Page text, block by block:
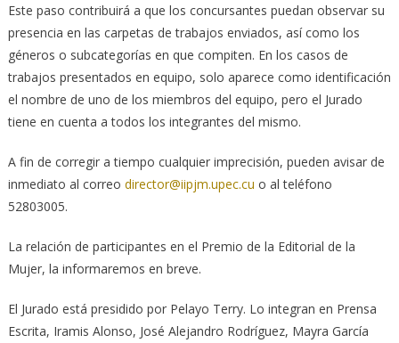
Este paso contribuirá a que los concursantes puedan observar su
presencia en las carpetas de trabajos enviados, así como los
géneros o subcategorías en que compiten. En los casos de
trabajos presentados en equipo, solo aparece como identificación
el nombre de uno de los miembros del equipo, pero el Jurado
tiene en cuenta a todos los integrantes del mismo.
A fin de corregir a tiempo cualquier imprecisión, pueden avisar de
inmediato al correo director@iipjm.upec.cu o al teléfono
52803005.
La relación de participantes en el Premio de la Editorial de la
Mujer, la informaremos en breve.
El Jurado está presidido por Pelayo Terry. Lo integran en Prensa
Escrita, Iramis Alonso, José Alejandro Rodríguez, Mayra García